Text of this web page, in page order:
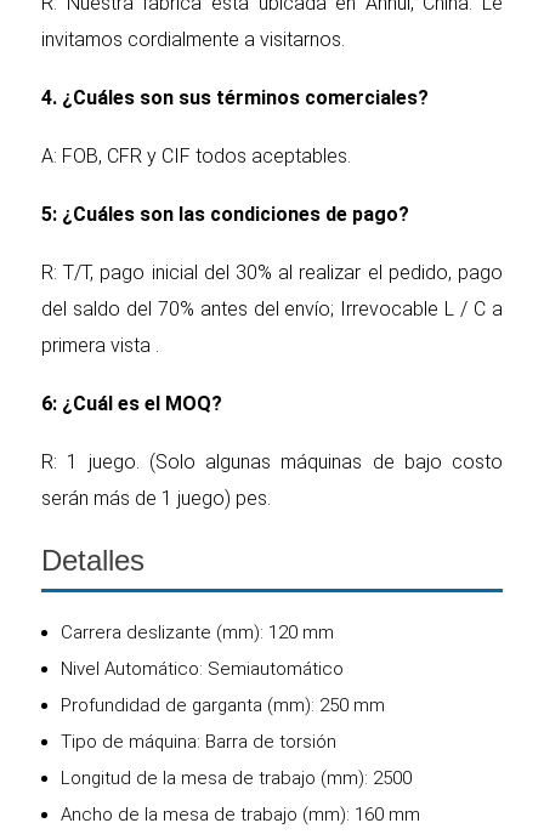
invitamos cordialmente a visitarnos.
4. ¿Cuáles son sus términos comerciales?
A: FOB, CFR y CIF todos aceptables.
5: ¿Cuáles son las condiciones de pago?
R: T/T, pago inicial del 30% al realizar el pedido, pago
del saldo del 70% antes del envío; Irrevocable L / C a
primera vista .
6: ¿Cuál es el MOQ?
R: 1 juego. (Solo algunas máquinas de bajo costo
serán más de 1 juego) pes.
Detalles
Carrera deslizante (mm): 120 mm
Nivel Automático: Semiautomático
Profundidad de garganta (mm): 250 mm
Tipo de máquina: Barra de torsión
Longitud de la mesa de trabajo (mm): 2500
Ancho de la mesa de trabajo (mm): 160 mm